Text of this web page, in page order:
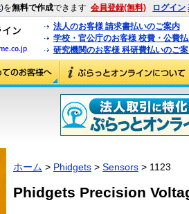
)を無料で作成できます 会員登録(無料) ログイン
法人のお客様 請求書払いのご案内
学校・官公庁のお客様 校費・公費
研究機関のお客様 科研費払いのご
ホーム > Phidgets > Sensors > 1123
Phidgets Precision